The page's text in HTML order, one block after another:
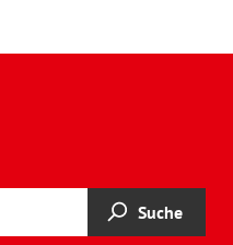
Suche